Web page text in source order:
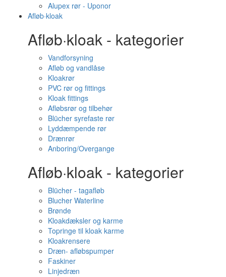
Alupex rør - Uponor
Afløb·kloak
Afløb·kloak - kategorier
Vandforsyning
Afløb og vandlåse
Kloakrør
PVC rør og fittings
Kloak fittings
Afløbsrør og tilbehør
Blücher syrefaste rør
Lyddæmpende rør
Drænrør
Anboring/Overgange
Afløb·kloak - kategorier
Blücher - tagafløb
Blucher Waterline
Brønde
Kloakdæksler og karme
Topringe til kloak karme
Kloakrensere
Dræn- afløbspumper
Faskiner
Linjedræn